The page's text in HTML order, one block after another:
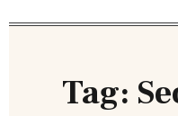
Tag: